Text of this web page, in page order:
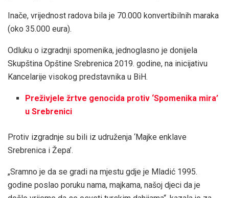
Inače, vrijednost radova bila je 70.000 konvertibilnih maraka
(oko 35.000 eura).
Odluku o izgradnji spomenika, jednoglasno je donijela
Skupština Opštine Srebrenica 2019. godine, na inicijativu
Kancelarije visokog predstavnika u BiH.
Preživjele žrtve genocida protiv ‘Spomenika mira’
u Srebrenici
Protiv izgradnje su bili iz udruženja ‘Majke enklave
Srebrenica i Žepa’.
„Sramno je da se gradi na mjestu gdje je Mladić 1995.
godine poslao poruku nama, majkama, našoj djeci da je